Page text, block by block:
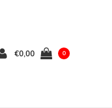
€0,00 0